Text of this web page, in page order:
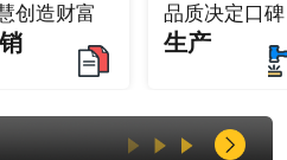
创造财富 品质决定口碑
生产